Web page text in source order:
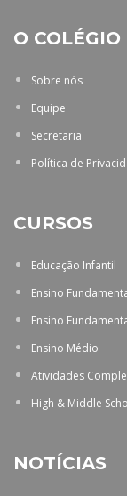
O COLÉGIO
Sobre nós
Equipe
Secretaria
Política de
CURSOS
Educação Infantil
Ensino
Ensino
Ensino Médio
Atividades
High & Middle
NOTÍCIAS